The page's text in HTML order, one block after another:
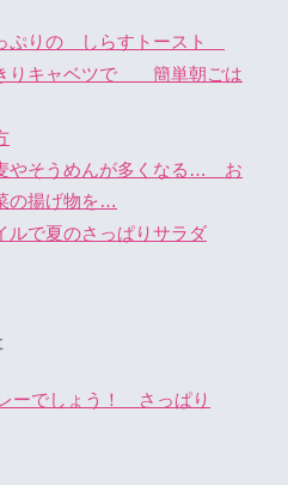
ぷりの しらすトースト
りキャベツで 簡単朝ごは
やそうめんが多くなる… お
の揚げ物を…
ルで夏のさっぱりサラダ
ーでしょう！ さっぱり